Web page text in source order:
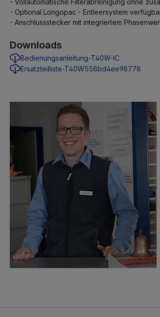
- Optional Longopac - Entleersystem
- Anschlussstecker mit integriertem
Downloads
Bedienungsanleitung-T40W-IC
Ersatzteilliste-T40W558bd4ee98778